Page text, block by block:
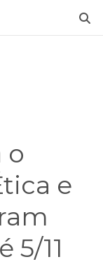
o
e
5/11